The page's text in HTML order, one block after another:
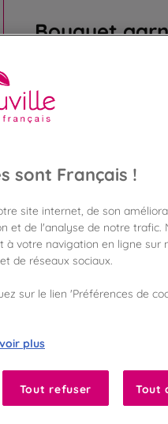
Bouquet
Mieux que des fleurs,
25,90 €
Poids 230g
Vérifier la
Frais de port
dès 50€ d'achat
Gagnez 25
sont Français !
site internet, de son
et de l'analyse de notre trafic.
votre navigation en ligne sur
de réseaux sociaux.
sur le lien 'Préférences de
plus
Tout refuser Tout